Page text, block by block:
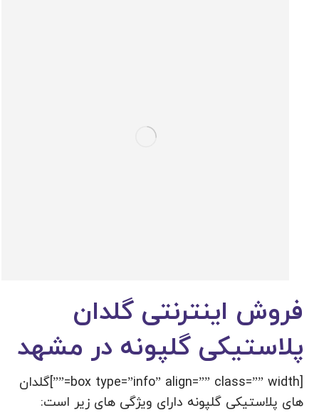
فروش اینترنتی گلدان
پلاستیکی گلپونه در مشهد
[box type=”info” align=”” class=”” width=””]گلدان
های پلاستیکی گلپونه دارای ویژگی های زیر است: